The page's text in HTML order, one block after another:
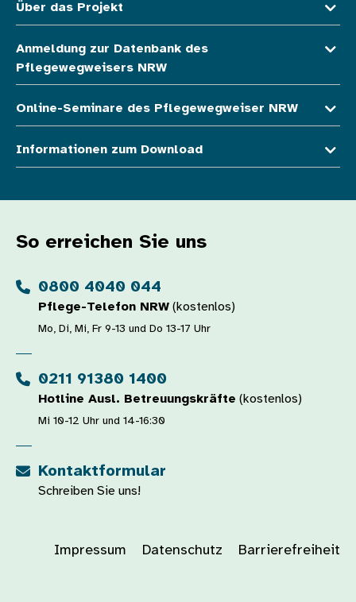
Über das Projekt
Anmeldung zur Datenbank des
Pflegewegweisers NRW
Online-Seminare des Pflegewegweiser NRW
Informationen zum Download
So erreichen Sie uns
0800 4040 044
Pflege-Telefon NRW (kostenlos)
Mo, Di, Mi, Fr 9-13 und Do 13-17 Uhr
0211 91380 1400
Hotline Ausl. Betreuungskräfte (kostenlos)
Mi 10-12 Uhr und 14-16:30
Kontaktformular
Schreiben Sie uns!
Impressum Datenschutz Barrierefreiheit